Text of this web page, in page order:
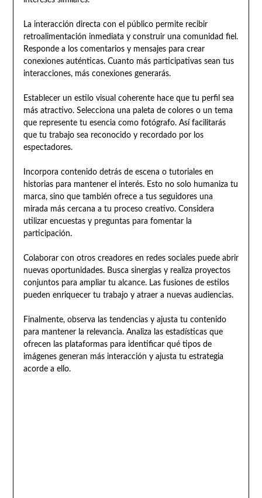
La interacción directa con el público permite recibir
retroalimentación inmediata y construir una comunidad fiel.
Responde a los comentarios y mensajes para crear
conexiones auténticas. Cuanto más participativas sean tus
interacciones, más conexiones generarás.
Establecer un estilo visual coherente hace que tu perfil sea
más atractivo. Selecciona una paleta de colores o un tema
que represente tu esencia como fotógrafo. Así facilitarás
que tu trabajo sea reconocido y recordado por los
espectadores.
Incorpora contenido detrás de escena o tutoriales en
historias para mantener el interés. Esto no solo humaniza tu
marca, sino que también ofrece a tus seguidores una
mirada más cercana a tu proceso creativo. Considera
utilizar encuestas y preguntas para fomentar la
participación.
Colaborar con otros creadores en redes sociales puede abrir
nuevas oportunidades. Busca sinergias y realiza proyectos
conjuntos para ampliar tu alcance. Las fusiones de estilos
pueden enriquecer tu trabajo y atraer a nuevas audiencias.
Finalmente, observa las tendencias y ajusta tu contenido
para mantener la relevancia. Analiza las estadísticas que
ofrecen las plataformas para identificar qué tipos de
imágenes generan más interacción y ajusta tu estrategia
acorde a ello.